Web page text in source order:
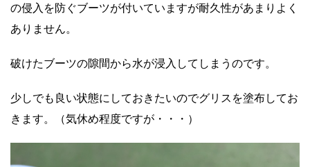
の侵入を防ぐブーツが付いていますが耐久性があまりよく
ありません。
破けたブーツの隙間から水が浸入してしまうのです。
少しでも良い状態にしておきたいのでグリスを塗布してお
きます。（気休め程度ですが・・・）